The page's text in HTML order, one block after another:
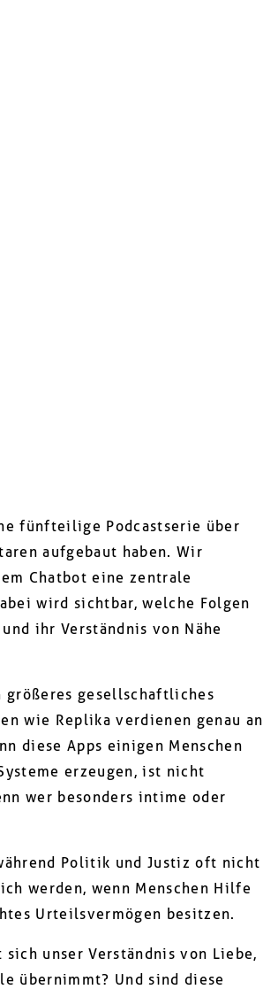
fünfteilige Podcastserie über
aufgebaut haben. Wir
Chatbot eine zentrale
wird sichtbar, welche Folgen
ihr Verständnis von Nähe
größeres gesellschaftliches
wie Replika verdienen genau an
diese Apps einigen Menschen
erzeugen, ist nicht
wer besonders intime oder
Politik und Justiz oft nicht
werden, wenn Menschen Hilfe
Urteilsvermögen besitzen.
unser Verständnis von Liebe,
übernimmt? Und sind diese